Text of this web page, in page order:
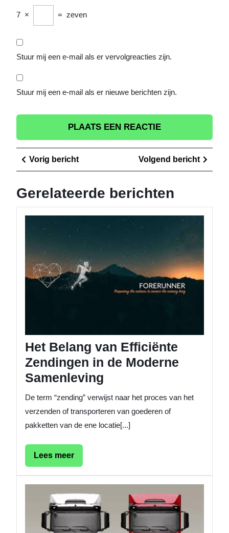
7 × = zeven
Stuur mij een e-mail als er vervolgreacties zijn.
Stuur mij een e-mail als er nieuwe berichten zijn.
Berichtnavigatie
Vorig berichtVorig
bericht
Volgend bericht
bericht
Gerelateerde berichten
Het Belang van Efficiënte
Zendingen in de Moderne
Samenleving
De term “zending” verwijst naar het proces van het
verzenden of transporteren van goederen of
pakketten van de ene locatie[...]
Lees meerLees
meer